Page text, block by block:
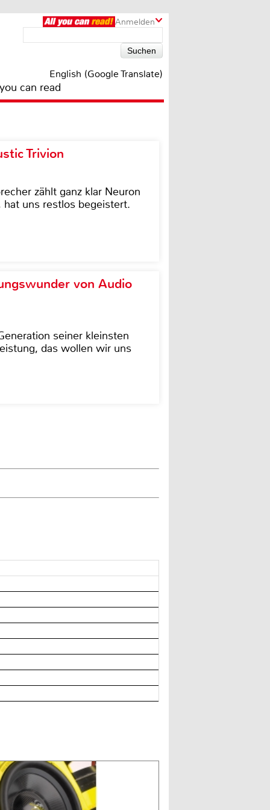
Anmelden
English (Google Translate)
can read
Trivion
zählt ganz klar Neuron
uns restlos begeistert.
von Audio
seiner kleinsten
das wollen wir uns